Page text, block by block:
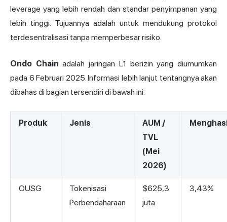
leverage yang lebih rendah dan standar penyimpanan yang
lebih tinggi. Tujuannya adalah untuk mendukung protokol
terdesentralisasi tanpa memperbesar risiko.
Ondo Chain adalah jaringan L1 berizin yang diumumkan
pada 6 Februari 2025. Informasi lebih lanjut tentangnya akan
dibahas di bagian tersendiri di bawah ini.
Produk Jenis
AUM /
TVL
(Mei
2026)
OUSG
Tokenisasi
Perbendaharaan
$625,3
juta
3,43%